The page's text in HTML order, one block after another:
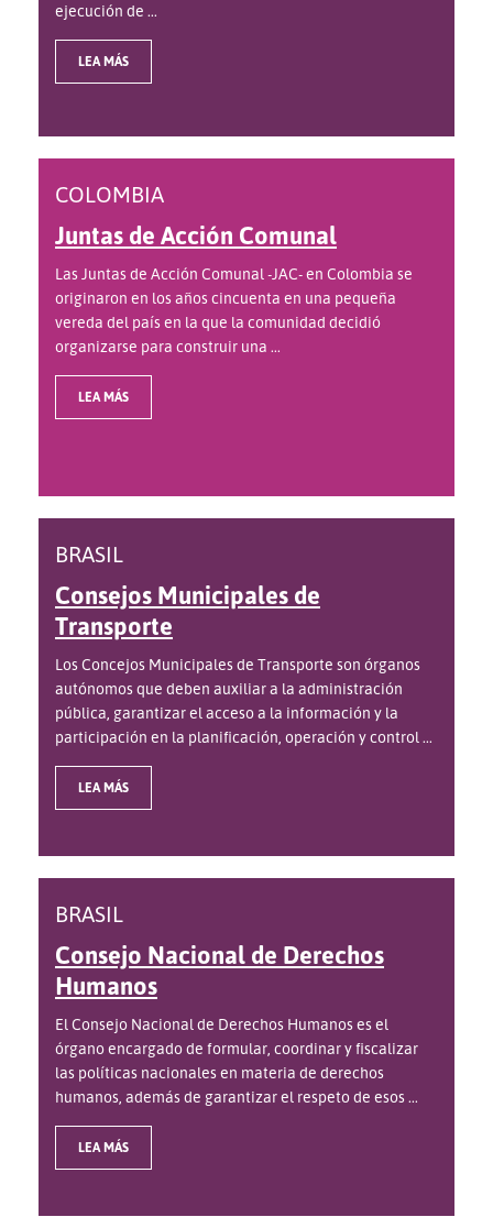
ejecución de ...
LEA MÁS
COLOMBIA
Juntas de Acción Comunal
Las Juntas de Acción Comunal -JAC- en Colombia se
originaron en los años cincuenta en una pequeña
vereda del país en la que la comunidad decidió
organizarse para construir una ...
LEA MÁS
BRASIL
Consejos Municipales de
Transporte
Los Concejos Municipales de Transporte son órganos
autónomos que deben auxiliar a la administración
pública, garantizar el acceso a la información y la
participación en la planificación, operación y control ...
LEA MÁS
BRASIL
Consejo Nacional de Derechos
Humanos
El Consejo Nacional de Derechos Humanos es el
órgano encargado de formular, coordinar y fiscalizar
las políticas nacionales en materia de derechos
humanos, además de garantizar el respeto de esos ...
LEA MÁS